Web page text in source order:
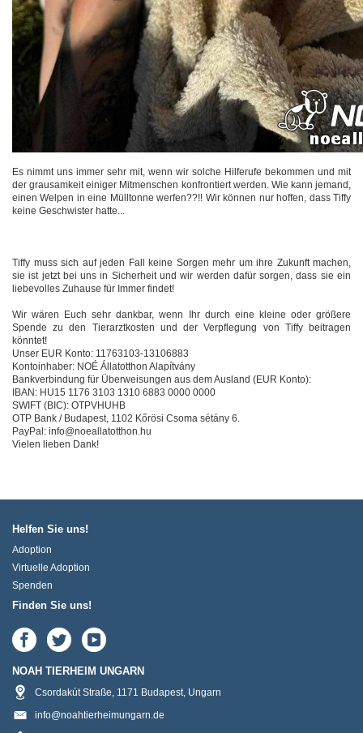
Es nimmt uns immer sehr mit, wenn wir solche Hilferufe bekommen und mit
der grausamkeit einiger Mitmenschen konfrontiert werden. Wie kann jemand,
einen Welpen in eine Mülltonne werfen??!! Wir können nur hoffen, dass Tiffy
keine Geschwister hatte...
Tiffy muss sich auf jeden Fall keine Sorgen mehr um ihre Zukunft machen,
sie ist jetzt bei uns in Sicherheit und wir werden dafür sorgen, dass sie ein
liebevolles Zuhause für Immer findet!
Wir wären Euch sehr dankbar, wenn Ihr durch eine kleine oder größere
Spende zu den Tierarztkosten und der Verpflegung von Tiffy beitragen
könntet!
Unser EUR Konto: 11763103-13106883
Kontoinhaber: NOÉ Állatotthon Alapítvány
Bankverbindung für Überweisungen aus dem Ausland (EUR Konto):
IBAN: HU15 1176 3103 1310 6883 0000 0000
SWIFT (BIC): OTPVHUHB
OTP Bank / Budapest, 1102 Kőrösi Csoma sétány 6.
PayPal: info@noeallatotthon.hu
Vielen lieben Dank!
Helfen Sie uns!
Adoption
Virtuelle Adoption
Spenden
Finden Sie uns!
NOAH TIERHEIM UNGARN
Csordakút Straße, 1171 Budapest, Ungarn
info@noahtierheimungarn.de